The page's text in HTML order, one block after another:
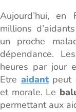
Aujourd’hui,
millions
un proche
dépendance.
heures par jour
Etre aidantpeut
et morale. Le
permettant aux